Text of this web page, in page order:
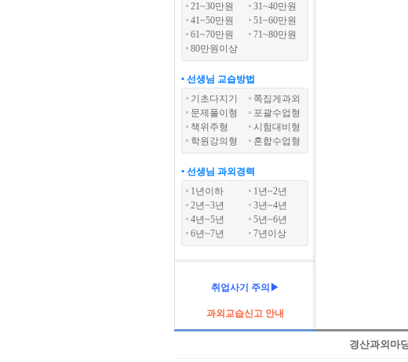
21~30만원
31~40만원
41~50만원
51~60만원
61~70만원
71~80만원
80만원이상
• 선생님 교습방법
기초다지기
쪽집게과외
문제풀이형
포괄수업형
책위주형
시험대비형
학원강의형
혼합수업형
• 선생님 과외경력
1년이하
1년~2년
2년~3년
3년~4년
4년~5년
5년~6년
6년~7년
7년이상
취업사기 주의▶
과외교습신고 안내
경산과외마